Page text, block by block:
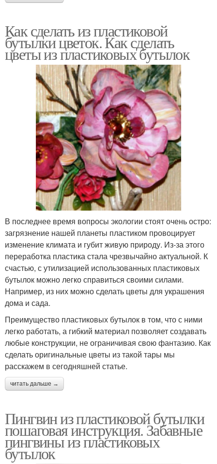
Как сделать из пластиковой
бутылки цветок. Как сделать
цветы из пластиковых бутылок
В последнее время вопросы экологии стоят очень остро:
загрязнение нашей планеты пластиком провоцирует
изменение климата и губит живую природу. Из-за этого
переработка пластика стала чрезвычайно актуальной. К
счастью, с утилизацией использованных пластиковых
бутылок можно легко справиться своими силами.
Например, из них можно сделать цветы для украшения
дома и сада.
Преимущество пластиковых бутылок в том, что с ними
легко работать, а гибкий материал позволяет создавать
любые конструкции, не ограничивая свою фантазию. Как
сделать оригинальные цветы из такой тары мы
расскажем в сегодняшней статье.
читать дальше →
Пингвин из пластиковой бутылки
пошаговая инструкция. Забавные
пингвины из пластиковых
бутылок